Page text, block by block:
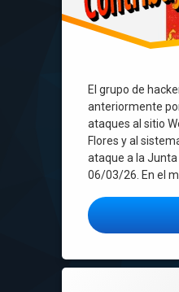
El grupo de
anteriormente
ataques al sitio
Flores y al
ataque a la
06/03/26. En el